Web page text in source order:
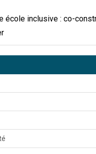
école inclusive : co-